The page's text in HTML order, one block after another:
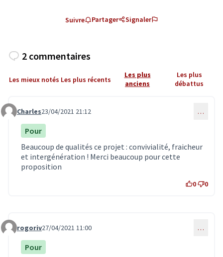
Suivre Partager Signaler
2 commentaires
Les mieux notés Les plus récents
Les plus
anciens
Les plus
débattus
Commentaire 3245
Charles23/04/2021 21:12 …
Pour
Beaucoup de qualités ce projet : convivialité, fraicheur
et intergénération ! Merci beaucoup pour cette
proposition
0 0
Commentaire 3263
rogoriv27/04/2021 11:00 …
Pour